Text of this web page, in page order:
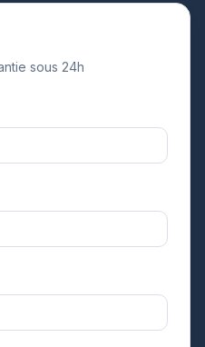
sous 24h